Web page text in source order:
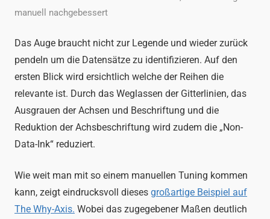
manuell nachgebessert
Das Auge braucht nicht zur Legende und wieder zurück
pendeln um die Datensätze zu identifizieren. Auf den
ersten Blick wird ersichtlich welche der Reihen die
relevante ist. Durch das Weglassen der Gitterlinien, das
Ausgrauen der Achsen und Beschriftung und die
Reduktion der Achsbeschriftung wird zudem die „Non-
Data-Ink“ reduziert.
Wie weit man mit so einem manuellen Tuning kommen
kann, zeigt eindrucksvoll dieses großartige Beispiel auf
The Why-Axis. Wobei das zugegebener Maßen deutlich